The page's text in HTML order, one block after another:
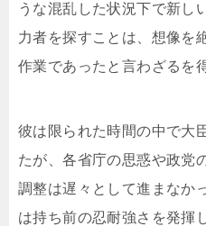
うな混乱した状況下で新し
力者を探すことは、想像を
作業であったと言わざるを
彼は限られた時間の中で大
たが、各省庁の思惑や政党
調整は遅々として進まなか
は持ち前の忍耐強さを発揮